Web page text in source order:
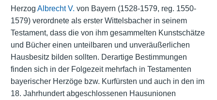
Herzog Albrecht V. von Bayern (1528-1579, reg. 1550-
1579) verordnete als erster Wittelsbacher in seinem
Testament, dass die von ihm gesammelten Kunstschätze
und Bücher einen unteilbaren und unveräußerlichen
Hausbesitz bilden sollten. Derartige Bestimmungen
finden sich in der Folgezeit mehrfach in Testamenten
bayerischer Herzöge bzw. Kurfürsten und auch in den im
18. Jahrhundert abgeschlossenen Hausunionen